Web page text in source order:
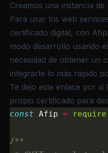
Creamos una instancia de
Para usar los web
certificado digital, con
modo desarrollo usando
necesidad de obtener un
integrarte lo más rápido
Te dejo este enlace por si
propio certificado para
const Afip = require
/**